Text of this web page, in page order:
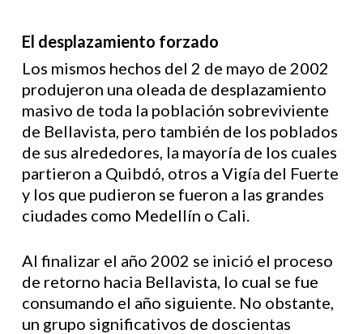
El desplazamiento forzado
Los mismos hechos del 2 de mayo de 2002
produjeron una oleada de desplazamiento
masivo de toda la población sobreviviente
de Bellavista, pero también de los poblados
de sus alrededores, la mayoría de los cuales
partieron a Quibdó, otros a Vigía del Fuerte
y los que pudieron se fueron a las grandes
ciudades como Medellín o Cali.
Al finalizar el año 2002 se inició el proceso
de retorno hacia Bellavista, lo cual se fue
consumando el año siguiente. No obstante,
un grupo significativos de doscientas